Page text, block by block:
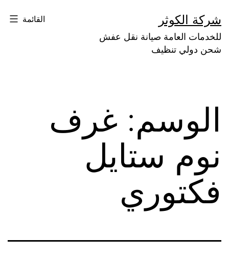
إلى
المحتوى
شركة الكوثر
للخدمات العامة صيانة نقل عفش
شحن دولي تنظيف
القائمة
الوسم: غرف
نوم ستايل
فكتوري